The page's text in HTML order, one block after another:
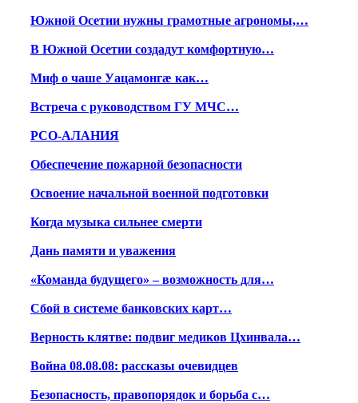
Южной Осетии нужны грамотные агрономы,…
В Южной Осетии создадут комфортную…
Миф о чаше Уацамонгæ как…
Встреча с руководством ГУ МЧС…
РСО-АЛАНИЯ
Обеспечение пожарной безопасности
Освоение начальной военной подготовки
Когда музыка сильнее смерти
Дань памяти и уважения
«Команда будущего» – возможность для…
Сбой в системе банковских карт…
Верность клятве: подвиг медиков Цхинвала…
Война 08.08.08: рассказы очевидцев
Безопасность, правопорядок и борьба с…